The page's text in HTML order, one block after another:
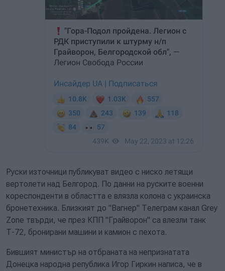
Руски източници публикуват видео с ниско летящи
вертолети над Белгород. По данни на руските военни
кореспонденти в областта е влязла колона с украинска
бронетехника. Близкият до "Вагнер" Телеграм канал Grey
Zone твърди, че през КПП "Грайворон" са влезли танк
Т-72, бронирани машини и камион с пехота.
Бившият министър на отбраната на непризнатата
Донецка народна република Игор Гиркин написа, че в